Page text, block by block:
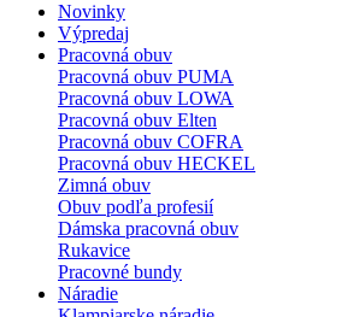
Novinky
Výpredaj
Pracovná obuv
Pracovná obuv PUMA
Pracovná obuv LOWA
Pracovná obuv Elten
Pracovná obuv COFRA
Pracovná obuv HECKEL
Zimná obuv
Obuv podľa profesií
Dámska pracovná obuv
Rukavice
Pracovné bundy
Náradie